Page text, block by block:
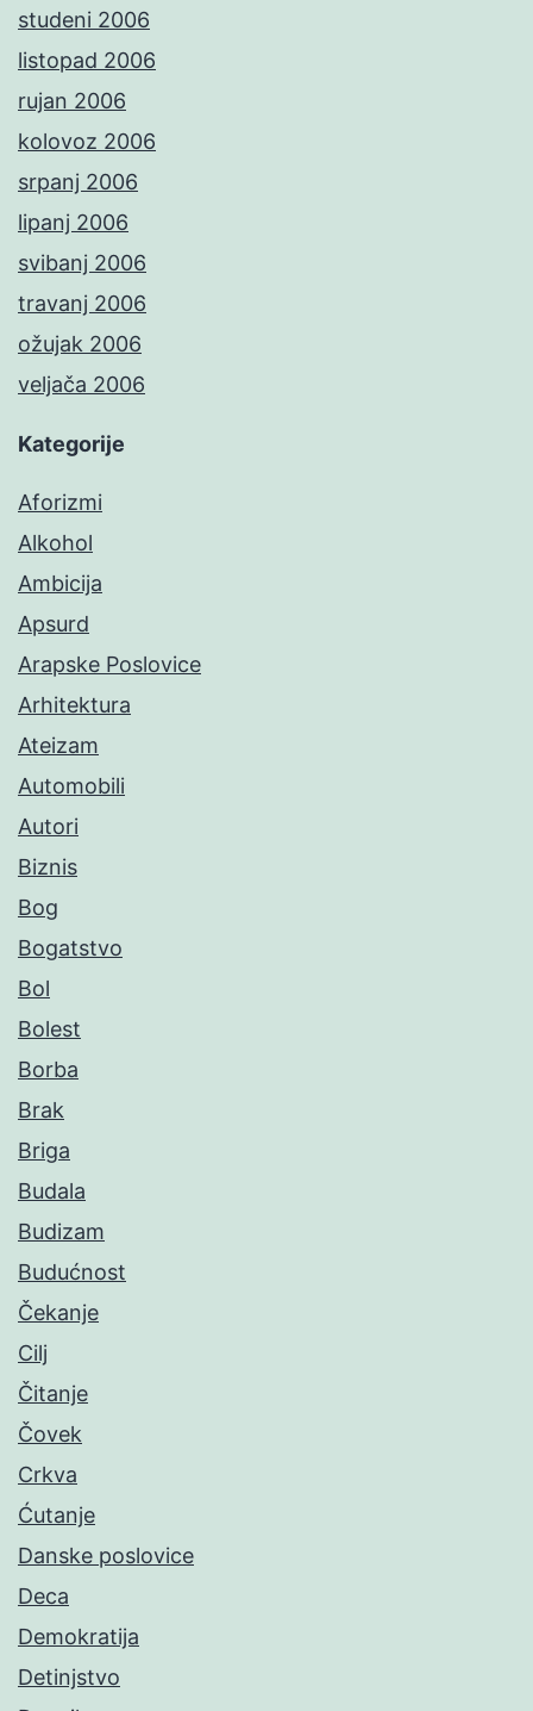
studeni 2006
listopad 2006
rujan 2006
kolovoz 2006
srpanj 2006
lipanj 2006
svibanj 2006
travanj 2006
ožujak 2006
veljača 2006
Kategorije
Aforizmi
Alkohol
Ambicija
Apsurd
Arapske Poslovice
Arhitektura
Ateizam
Automobili
Autori
Biznis
Bog
Bogatstvo
Bol
Bolest
Borba
Brak
Briga
Budala
Budizam
Budućnost
Čekanje
Cilj
Čitanje
Čovek
Crkva
Ćutanje
Danske poslovice
Deca
Demokratija
Detinjstvo